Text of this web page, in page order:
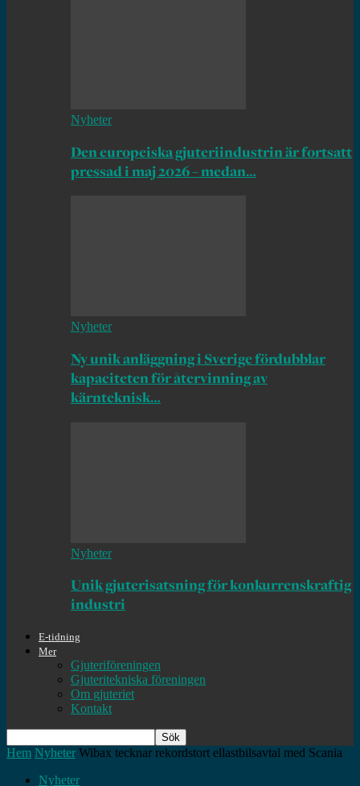
Nyheter
Den europeiska gjuteriindustrin är fortsatt
pressad i maj 2026 – medan…
Nyheter
Ny unik anläggning i Sverige fördubblar
kapaciteten för återvinning av
kärnteknisk…
Nyheter
Unik gjuterisatsning för konkurrenskraftig
industri
E-tidning
Mer
Gjuteriföreningen
Gjuteritekniska föreningen
Om gjuteriet
Kontakt
Hem Nyheter Wibax tecknar rekordstort ellastbilsavtal med Scania
Nyheter